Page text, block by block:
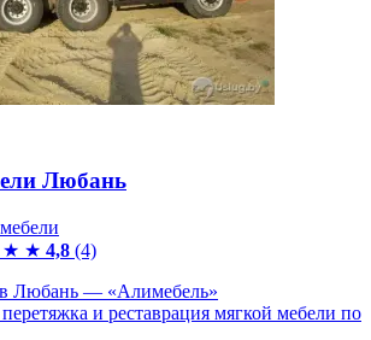
Любань
★ ★ 4,8 (4)
Любань — «Алимебель»
и реставрация мягкой мебели по